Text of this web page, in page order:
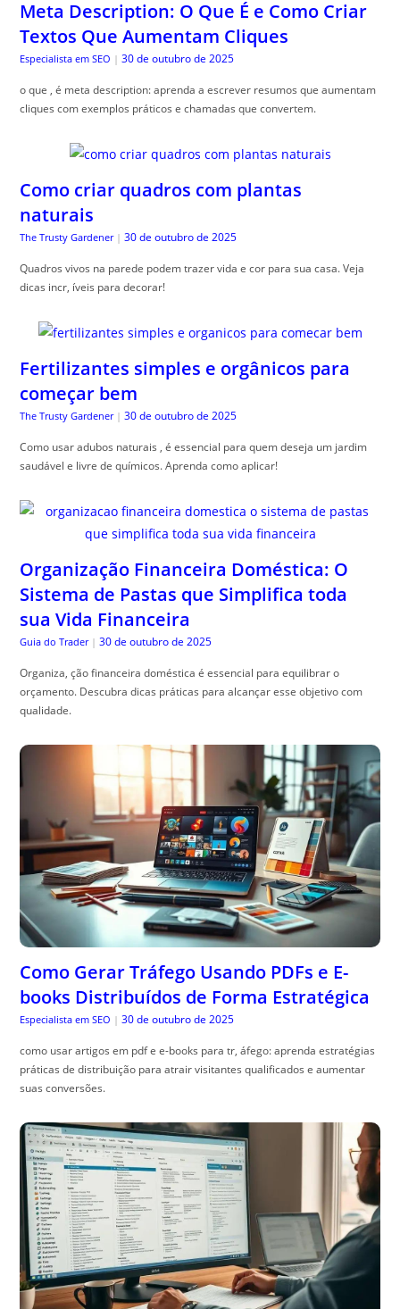
Meta Description: O Que É e Como Criar
Textos Que Aumentam Cliques
Especialista em SEO | 30 de outubro de 2025
o que , é meta description: aprenda a escrever resumos que aumentam
cliques com exemplos práticos e chamadas que convertem.
Como criar quadros com plantas
naturais
The Trusty Gardener | 30 de outubro de 2025
Quadros vivos na parede podem trazer vida e cor para sua casa. Veja
dicas incr, íveis para decorar!
Fertilizantes simples e orgânicos para
começar bem
The Trusty Gardener | 30 de outubro de 2025
Como usar adubos naturais , é essencial para quem deseja um jardim
saudável e livre de químicos. Aprenda como aplicar!
Organização Financeira Doméstica: O
Sistema de Pastas que Simplifica toda
sua Vida Financeira
Guia do Trader | 30 de outubro de 2025
Organiza, ção financeira doméstica é essencial para equilibrar o
orçamento. Descubra dicas práticas para alcançar esse objetivo com
qualidade.
Como Gerar Tráfego Usando PDFs e E-
books Distribuídos de Forma Estratégica
Especialista em SEO | 30 de outubro de 2025
como usar artigos em pdf e e-books para tr, áfego: aprenda estratégias
práticas de distribuição para atrair visitantes qualificados e aumentar
suas conversões.